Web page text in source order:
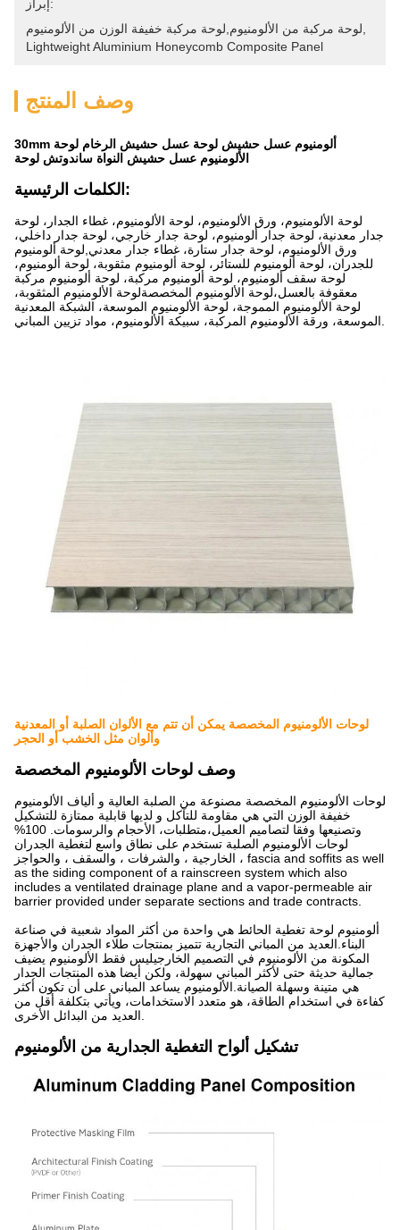
إبراز:
لوحة مركبة من الألومنيوم,لوحة مركبة خفيفة الوزن من الألومنيوم
Lightweight Aluminium Honeycomb Composite Panel
وصف المنتج
30mm ألومنيوم عسل حشيش لوحة عسل حشيش الرخام لوحة
الألومنيوم عسل حشيش النواة ساندوتش لوحة
الكلمات الرئيسية:
لوحة الألومنيوم، ورق الألومنيوم، لوحة الألومنيوم، غطاء الجدار، لوحة
جدار معدنية، لوحة جدار ألومنيوم، لوحة جدار خارجي، لوحة جدار داخلي،
ورق الألومنيوم، لوحة جدار ستارة، غطاء جدار معدني,لوحة ألومنيوم
للجدران، لوحة ألومنيوم للستائر، لوحة ألومنيوم مثقوبة، لوحة ألومنيوم،
لوحة سقف ألومنيوم، لوحة ألومنيوم مركبة، لوحة ألومنيوم مركبة
معقوفة بالعسل،لوحة الألومنيوم المخصصةلوحة الألومنيوم المثقوبة،
لوحة الألومنيوم المموجة، لوحة الألومنيوم الموسعة، الشبكة المعدنية
لوحات الألومنيوم المخصصة يمكن أن تتم مع الألوان الصلبة أو المعدنية
وألوان مثل الخشب أو الحجر
وصف لوحات الألومنيوم المخصصة
لوحات الألومنيوم المخصصة مصنوعة من الصلبة العالية و ألياف الألومنيوم
خفيفة الوزن التي هي مقاومة للتآكل و لديها قابلية ممتازة للتشكيل
وتصنيعها وفقا لتصاميم العميل،متطلبات، الأحجام والرسومات. 100%
لوحات الألومنيوم الصلبة تستخدم على نطاق واسع لتغطية الجدران
الخارجية ، والشرفات ، والسقف ، والحواجز ، fascia and soffits as well
as the siding component of a rainscreen system which also
includes a ventilated drainage plane and a vapor-permeable air
barrier provided under separate sections and trade contracts.
ألومنيوم لوحة تغطية الحائط هي واحدة من أكثر المواد شعبية في صناعة
البناء.العديد من المباني التجارية تتميز بمنتجات طلاء الجدران والأجهزة
المكونة من الألومنيوم في التصميم الخارجيليس فقط الألومنيوم يضيف
جمالية حديثة حتى لأكثر المباني سهولة، ولكن أيضا هذه المنتجات الجدار
هي متينة وسهلة الصيانة.الألومنيوم يساعد المباني على أن تكون أكثر
كفاءة في استخدام الطاقة، هو متعدد الاستخدامات، ويأتي بتكلفة أقل من
تشكيل ألواح التغطية الجدارية من الألومنيوم